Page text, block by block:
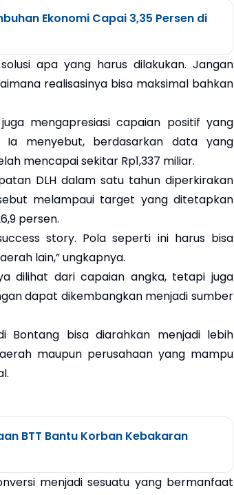
Ekonomi Capai 3,35 Persen di
apa yang harus dilakukan. Jangan
realisasinya bisa maksimal bahkan
mengapresiasi capaian positif yang
Ia menyebut, berdasarkan data yang
mencapai sekitar Rp1,337 miliar.
DLH dalam satu tahun diperkirakan
melampaui target yang ditetapkan
persen.
story. Pola seperti ini harus bisa
lain,” ungkapnya.
dilihat dari capaian angka, tetapi juga
dapat dikembangkan menjadi sumber
Bontang bisa diarahkan menjadi lebih
maupun perusahaan yang mampu
BTT Bantu Korban Kebakaran
menjadi sesuatu yang bermanfaat